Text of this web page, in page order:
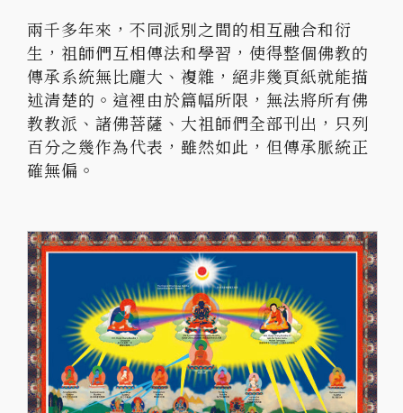
兩千多年來，不同派別之間的相互融合和衍
生，祖師們互相傳法和學習，使得整個佛教的
傳承系統無比龐大、複雜，絕非幾頁紙就能描
述清楚的。這裡由於篇幅所限，無法將所有佛
教教派、諸佛菩薩、大祖師們全部刊出，只列
百分之幾作為代表，雖然如此，但傳承脈統正
確無偏。